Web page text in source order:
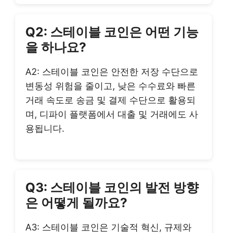
Q2: 스테이블 코인은 어떤 기능
을 하나요?
A2: 스테이블 코인은 안전한 저장 수단으로
변동성 위험을 줄이고, 낮은 수수료와 빠른
거래 속도로 송금 및 결제 수단으로 활용되
며, 디파이 플랫폼에서 대출 및 거래에도 사
용됩니다.
Q3: 스테이블 코인의 발전 방향
은 어떻게 될까요?
A3: 스테이블 코인은 기술적 혁신, 규제와